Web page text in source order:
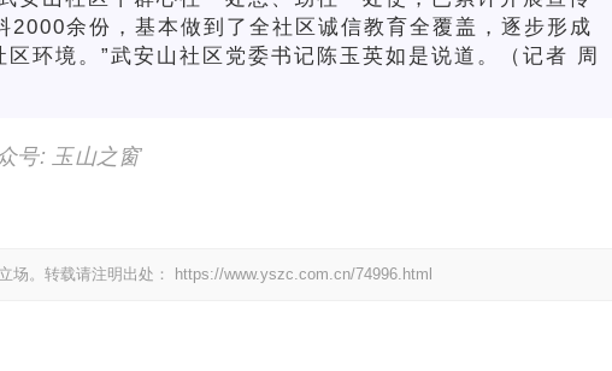
2000余份，基本做到了全社区诚信教育全覆盖，逐步形成
环境。”武安山社区党委书记陈玉英如是说道。（记者 周
号: 玉山之窗
场。转载请注明出处： https://www.yszc.com.cn/74996.html